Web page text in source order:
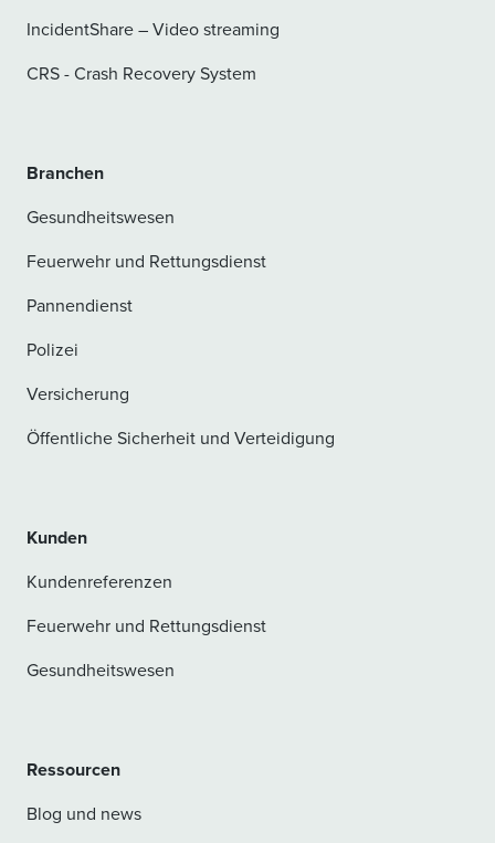
IncidentShare – Video streaming
CRS - Crash Recovery System
Branchen
Gesundheitswesen
Feuerwehr und Rettungsdienst
Pannendienst
Polizei
Versicherung
Öffentliche Sicherheit und Verteidigung
Kunden
Kundenreferenzen
Feuerwehr und Rettungsdienst
Gesundheitswesen
Ressourcen
Blog und news